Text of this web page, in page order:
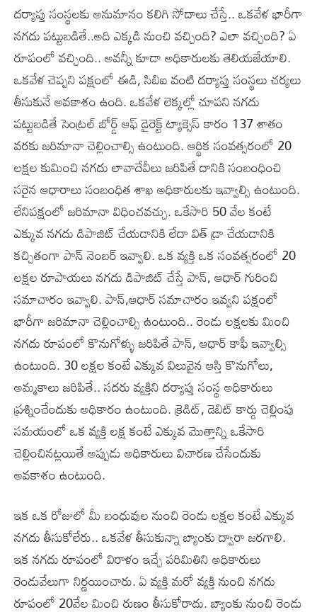
దర్యాప్తు సంస్థలకు అనుమానం కలిగి సోదాలు చేస్తే.. ఒకవేళ భారీగా
నగదు పట్టుబడితే..అది ఎక్కడి నుంచి వచ్చింది? ఎలా వచ్చింది? ఏ
రూపంలో వచ్చింది.. అవన్నీ కూడా అధికారులకు తెలియజేయాలి.
ఒకవేళ చెప్పని పక్షంలో ఈడి, సిబిఐ వంటి దర్యాప్తు సంస్థలు చర్యలు
తీసుకునే అవకాశం ఉంది. ఒకవేళ లెక్కల్లో చూపని నగదు
పట్టుబడితే సెంట్రల్ బోర్డ్ ఆఫ్ డైరెక్ట్ ట్యాక్సెస్ కారం 137 శాతం
వరకు జరిమానా చెల్లించాల్సి ఉంటుంది. ఆర్థిక సంవత్సరంలో 20
లక్షల కుమించి నగదు లావాదేవీలు జరిపితే దానికి సంబంధించి
సరైన ఆధారాలు సంబంధిత శాఖ అధికారులకు ఇవ్వాల్సి ఉంటుంది.
లేనిపక్షంలో జరిమానా విధించవచ్చు. ఒకేసారి 50 వేల కంటే
ఎక్కువ నగదు డిపాజిట్ చేయడానికి లేదా విత్ డ్రా చేయడానికి
కచ్చితంగా పాన్ నెంబర్ ఇవ్వాలి. ఒక వ్యక్తి ఒక సంవత్సరంలో 20
లక్షల రూపాయలు నగదు డిపాజిట్ చేస్తే పాన్, ఆధార్ గురించి
సమాచారం ఇవ్వాలి. పాన్,ఆధార్ సమాచారం ఇవ్వని పక్షంలో
భారీగా జరిమానా చెల్లించాల్సి ఉంటుంది.. రెండు లక్షలకు మించి
నగదు రూపంలో కొనుగోళ్ళు జరిపితే పాన్, ఆధార్ కాఫీ ఇవ్వాల్సి
ఉంటుంది. 30 లక్షల కంటే ఎక్కువ విలువైన ఆస్తి కొనుగోలు,
అమ్మకాలు జరిపితే.. సదరు వ్యక్తిని దర్యాప్తు సంస్థ అధికారులు
ప్రశ్నించేందుకు అధికారం ఉంటుంది. క్రెడిట్, డెబిట్ కార్డు చెల్లింపు
సమయంలో ఒక వ్యక్తి లక్ష కంటే ఎక్కువ మొత్తాన్ని ఒకేసారి
చెల్లించినట్లయితే అప్పుడు అధికారులు విచారణ చేసేందుకు
అవకాశం ఉంటుంది.
ఇక ఒక రోజులో మీ బంధువుల నుంచి రెండు లక్షల కంటే ఎక్కువ
నగదు తీసుకోలేరు.. ఒకవేళ తీసుకున్నా బ్యాంకు ద్వారా జరగాలి.
ఇక నగదు రూపంలో విరాళం ఇచ్చే పరిమితిని అధికారులు
రెండువేలుగా నిర్ణయించారు. ఏ వ్యక్తి మరో వ్యక్తి నుంచి నగదు
రూపంలో 20వేల మించి రుణం తీసుకోరాదు. బ్యాంకు నుంచి రెండు